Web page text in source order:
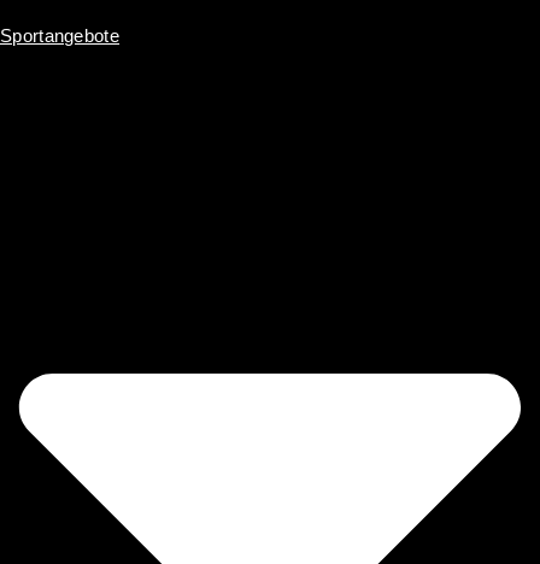
Sportangebote